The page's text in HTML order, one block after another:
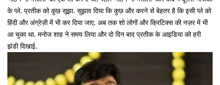
के प्ले. प्रतीक को कुछ सूझा. सुझाव दिया कि कुछ और करने से बेहतर है कि इसी प्ले को
हिंदी और अंग्रेज़ी में भी कर दिया जाए. अब तक शो लोगों और क्रिटिक्स की नज़र में भी
आ चुका था. मनोज शाह ने समय लिया और दो दिन बाद प्रतीक के आइडिया को हरी
झंडी दिखाई.